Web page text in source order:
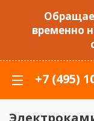
временно
+7 (495)